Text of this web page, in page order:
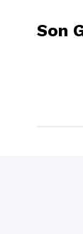
Son